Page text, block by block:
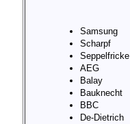
Samsung
Scharpf
Seppelfricke
AEG
Balay
Bauknecht
BBC
De-Dietrich